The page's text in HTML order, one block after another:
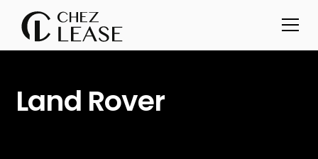
Land Rover